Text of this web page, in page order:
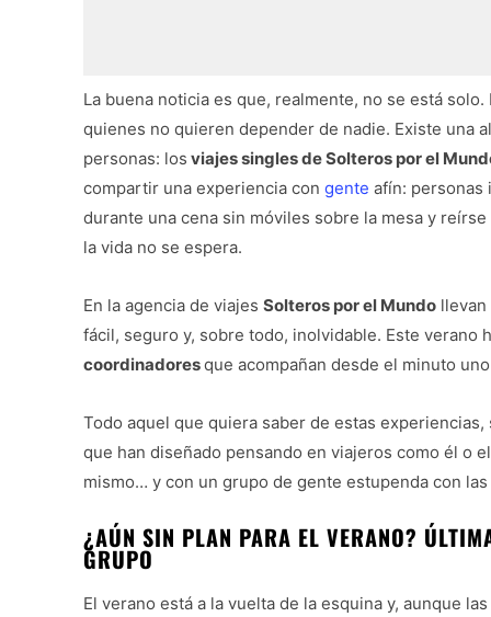
La buena noticia es que, realmente, no se está
quienes no quieren depender de nadie. Existe una
personas: los viajes singles de Solteros por el
compartir una experiencia con gente afín: personas
durante una cena sin móviles sobre la mesa y
la vida no se espera.
En la agencia de viajes Solteros por el Mundo
fácil, seguro y, sobre todo, inolvidable. Este
coordinadoresque acompañan desde el minuto
Todo aquel que quiera saber de estas
que han diseñado pensando en viajeros como él o
mismo… y con un grupo de gente estupenda con
¿AÚN SIN PLAN PARA EL VERANO?
GRUPO
El verano está a la vuelta de la esquina y, aunque